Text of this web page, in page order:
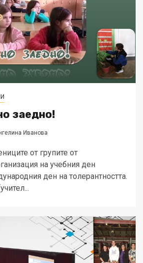
заедно!
Иванова
от групите от
на учебния ден
ден на толерантността.